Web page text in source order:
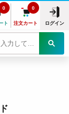
ト
0
注文カート
0
ログイン